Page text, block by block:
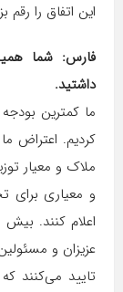
این اتفاق را رقم
فارس: شما
داشتید.
ما کمترین
کردیم. اعتراض
ملاک و معیار
و معیاری برای
عزیزان و
تایید می‌کنند